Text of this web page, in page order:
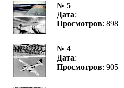
№ 5
Дата:
Просмотров: 898
№ 4
Дата:
Просмотров: 905